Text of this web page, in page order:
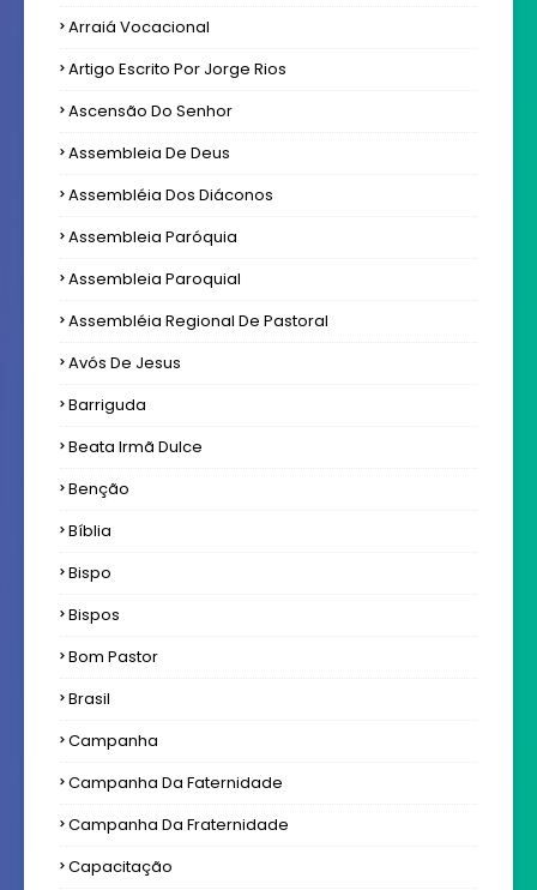
Arraiá Vocacional
Artigo Escrito Por Jorge Rios
Ascensão Do Senhor
Assembleia De Deus
Assembléia Dos Diáconos
Assembleia Paróquia
Assembleia Paroquial
Assembléia Regional De Pastoral
Avós De Jesus
Barriguda
Beata Irmã Dulce
Benção
Bíblia
Bispo
Bispos
Bom Pastor
Brasil
Campanha
Campanha Da Faternidade
Campanha Da Fraternidade
Capacitação